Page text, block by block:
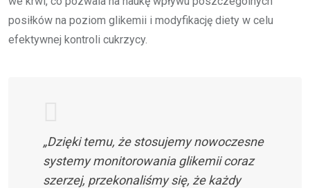
posiłków na poziom glikemii i modyfikację diety w celu
efektywnej kontroli cukrzycy.
„Dzięki temu, że stosujemy nowoczesne
systemy monitorowania glikemii coraz
szerzej, przekonaliśmy się, że każdy